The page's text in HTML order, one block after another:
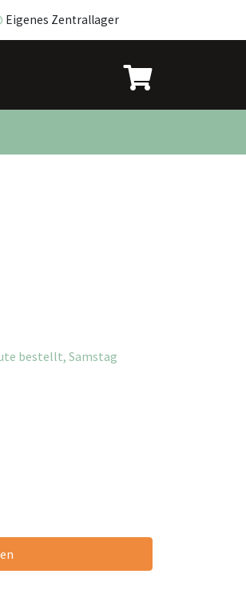
Eigenes Zentrallager
bestellt, Samstag